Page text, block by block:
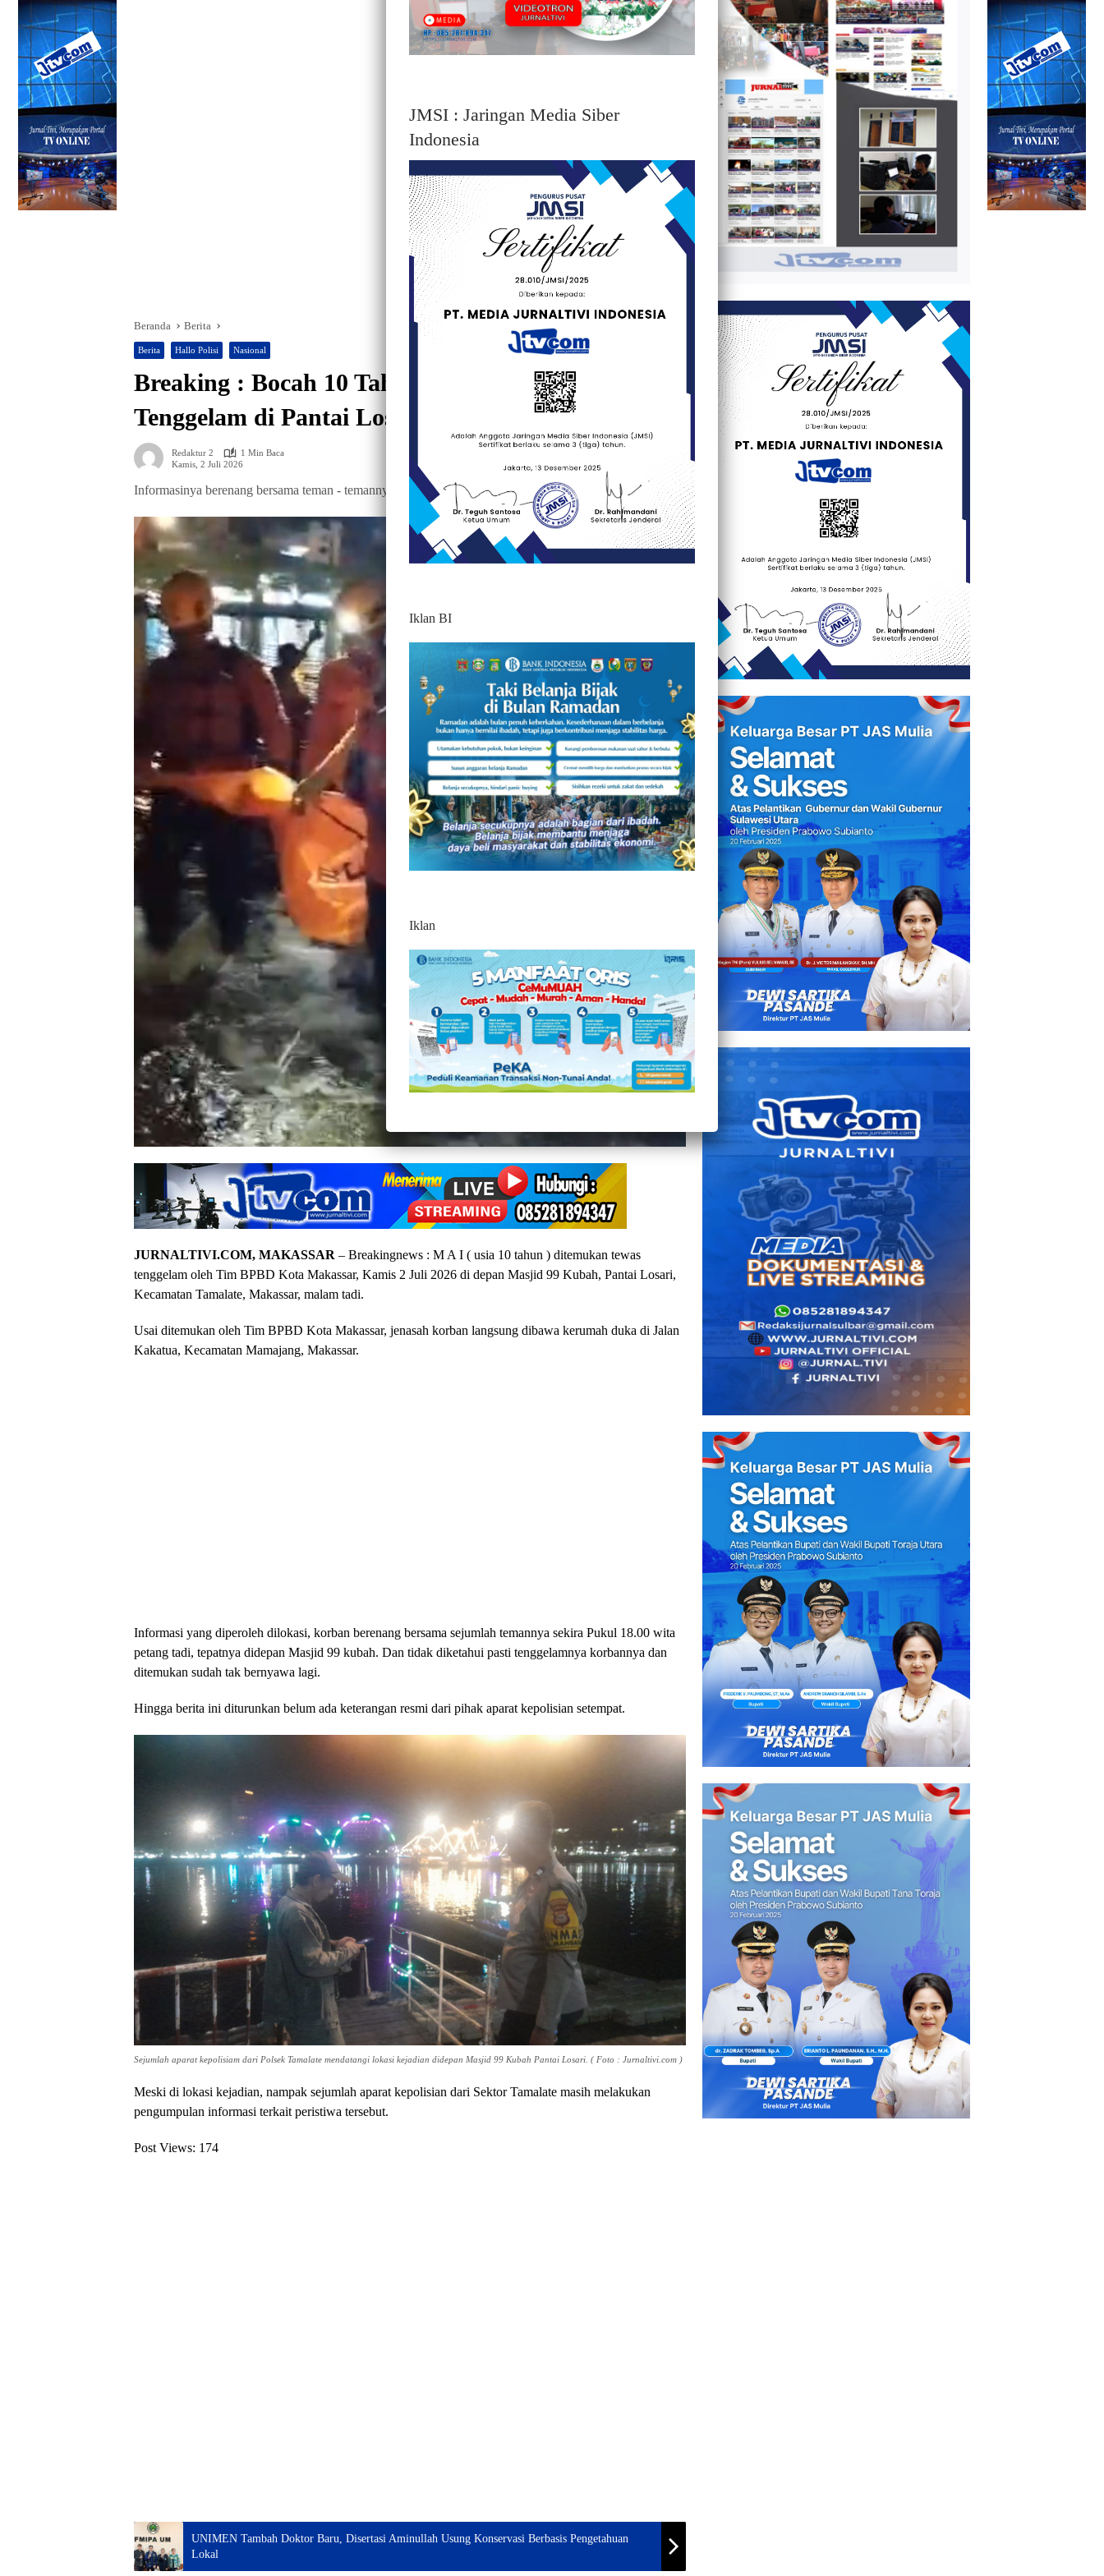
Beranda Berita
Berita Hallo Polisi Nasional
Breaking : Bocah 10 Tahun Ditemukan Tewas
Tenggelam di Pantai Losari
Redaktur 2
1 Min Baca
Kamis, 2 Juli 2026
174
Informasinya berenang bersama teman - temannya
JURNALTIVI.COM, MAKASSAR – Breakingnews : M A I ( usia 10 tahun ) ditemukan tewas
tenggelam oleh Tim BPBD Kota Makassar, Kamis 2 Juli 2026 di depan Masjid 99 Kubah, Pantai Losari,
Kecamatan Tamalate, Makassar, malam tadi.
Usai ditemukan oleh Tim BPBD Kota Makassar, jenasah korban langsung dibawa kerumah duka di Jalan
Kakatua, Kecamatan Mamajang, Makassar.
Informasi yang diperoleh dilokasi, korban berenang bersama sejumlah temannya sekira Pukul 18.00 wita
petang tadi, tepatnya didepan Masjid 99 kubah. Dan tidak diketahui pasti tenggelamnya korbannya dan
ditemukan sudah tak bernyawa lagi.
Hingga berita ini diturunkan belum ada keterangan resmi dari pihak aparat kepolisian setempat.
Sejumlah aparat kepolisiam dari Polsek Tamalate mendatangi lokasi kejadian didepan Masjid 99 Kubah Pantai Losari. ( Foto : Jurnaltivi.com )
Meski di lokasi kejadian, nampak sejumlah aparat kepolisian dari Sektor Tamalate masih melakukan
pengumpulan informasi terkait peristiwa tersebut.
Post Views: 174
UNIMEN Tambah Doktor Baru, Disertasi Aminullah Usung Konservasi Berbasis Pengetahuan
Lokal
JMSI : Jaringan Media Siber
Indonesia
Iklan BI
Iklan